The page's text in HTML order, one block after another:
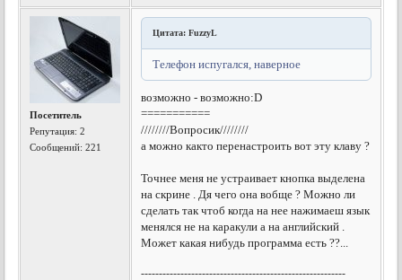
Посетитель
Репутация:2
Сообщений: 221
Цитата: FuzzyL
Телефон испугался, наверное
возможно - возможно:D
===========
////////Вопросик////////
а можно както перенастроить вот эту клаву ?
Точнее меня не устраивает кнопка выделена
на скрине . Дя чего она вобще ? Можно ли
сделать так чтоб когда на нее нажимаеш язык
менялся не на каракули а на английский .
Может какая нибудь программа есть ??...
---------------------------------------------------------